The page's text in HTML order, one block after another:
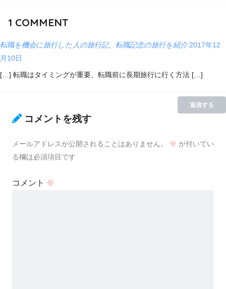
1 COMMENT
転職を機会に旅行した人の旅行記、転職記念の旅行を紹介 2017年12
月10日
[…] 転職はタイミングが重要、転職前に長期旅行に行く方法 […]
返信する
コメントを残す
メールアドレスが公開されることはありません。 ※ が付いてい
る欄は必須項目です
コメント ※